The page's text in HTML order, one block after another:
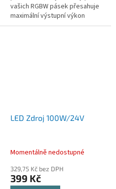
vašich RGBW pásek přesahuje
maximální výstupní výkon
vašeho RGB ovladače. Díky
LED Zdroj 100W/24V
Momentálně nedostupné
329,75 Kč bez DPH
399 Kč